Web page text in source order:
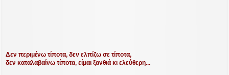
Δεν περιμένω τίποτα, δεν ελπίζω σε τίποτα,
δεν καταλαβαίνω τίποτα, είμαι ξανθιά κι ελεύθερη...